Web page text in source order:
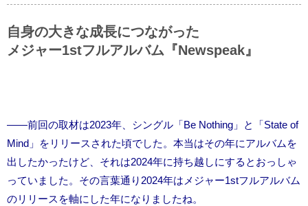
自身の大きな成長につながった
メジャー1stフルアルバム『Newspeak』
――前回の取材は2023年、シングル「Be Nothing」と「State of
Mind」をリリースされた頃でした。本当はその年にアルバムを
出したかったけど、それは2024年に持ち越しにするとおっしゃ
っていました。その言葉通り2024年はメジャー1stフルアルバム
のリリースを軸にした年になりましたね。